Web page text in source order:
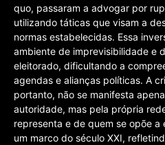
quo, passaram a advogar por
utilizando táticas que visam a
normas estabelecidas. Essa
ambiente de imprevisibilidade e
eleitorado, dificultando a
agendas e alianças políticas. A
portanto, não se manifesta
autoridade, mas pela própria
representa e de quem se opõe a
um marco do século XXI,